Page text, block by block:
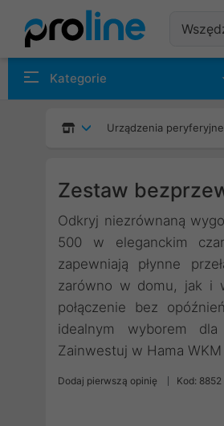
Kategorie
Urządzenia
Zestaw
Odkryj niezrównaną
500 w eleganckim
zapewniają płynne
zarówno w domu, jak i
połączenie bez
idealnym wyborem dla
Zainwestuj w Hama
Dodaj pierwszą opinię Kod: 8852